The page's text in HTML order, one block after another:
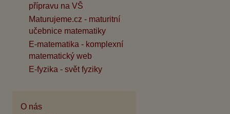
přípravu na VŠ
Maturujeme.cz - maturitní
učebnice matematiky
E-matematika - komplexní
matematický web
E-fyzika - svět fyziky
O nás